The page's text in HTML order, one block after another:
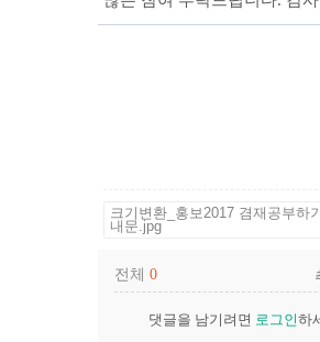
크기변환_홍보2017 겸재공부하
내문.jpg
전체 0
댓글을 남기려면 로그인하